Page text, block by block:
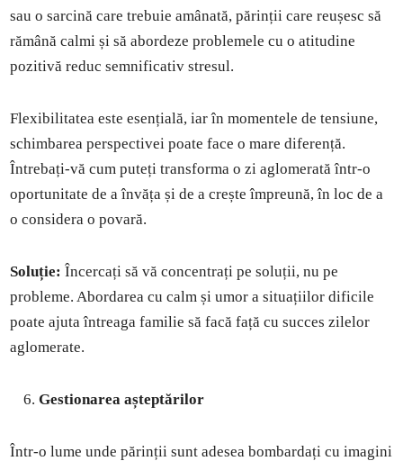
sau o sarcină care trebuie amânată, părinții care reușesc să
rămână calmi și să abordeze problemele cu o atitudine
pozitivă reduc semnificativ stresul.
Flexibilitatea este esențială, iar în momentele de tensiune,
schimbarea perspectivei poate face o mare diferență.
Întrebați-vă cum puteți transforma o zi aglomerată într-o
oportunitate de a învăța și de a crește împreună, în loc de a
o considera o povară.
Soluție: Încercați să vă concentrați pe soluții, nu pe
probleme. Abordarea cu calm și umor a situațiilor dificile
poate ajuta întreaga familie să facă față cu succes zilelor
aglomerate.
Gestionarea așteptărilor
Într-o lume unde părinții sunt adesea bombardați cu imagini